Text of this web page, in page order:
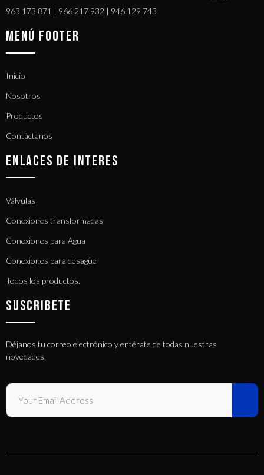
963 173 871 | 966 217 932 | 946 129 743
MENÚ FOOTER
Inicio
Nosotros
Productos
Contáctanos
ENLACES DE INTERES
Válvulas
Conexiones transformadas
Conexiones para Agua
Conexiones para desagüe
Todos los productos.
SUSCRIBETE
Déjanos tu correo electrónico y entérate de todas nuestras
novedades.